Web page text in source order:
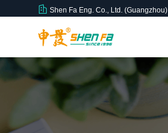
Shen Fa Eng. Co., Ltd. (Guangzhou)